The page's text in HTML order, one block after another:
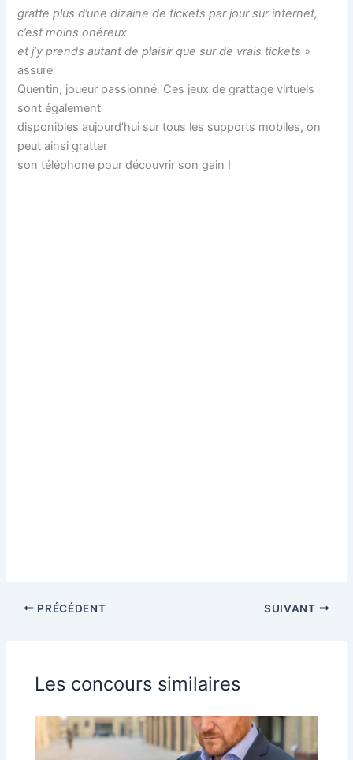
gratte plus d’une dizaine de tickets par jour sur internet,
c’est moins onéreux
et j’y prends autant de plaisir que sur de vrais tickets »
assure
Quentin, joueur passionné. Ces jeux de grattage virtuels
sont également
disponibles aujourd’hui sur tous les supports mobiles, on
peut ainsi gratter
son téléphone pour découvrir son gain !
PRÉCÉDENT SUIVANT
Les concours similaires